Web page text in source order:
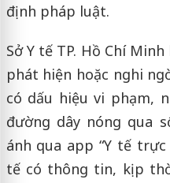
định pháp luật.
Sở Y tế TP. Hồ Chí
phát hiện hoặc nghi
có dấu hiệu vi phạm,
đường dây nóng qua
ánh qua app “Y tế
tế có thông tin, kịp